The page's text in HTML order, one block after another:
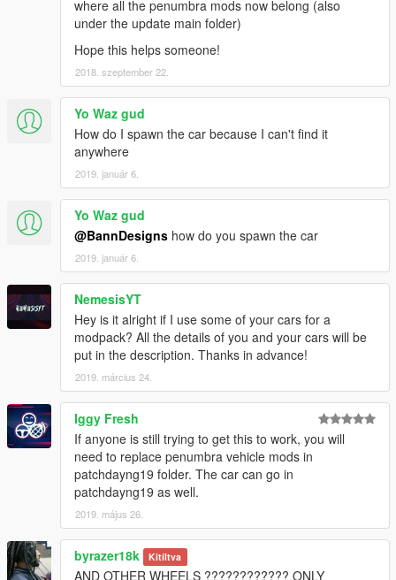
where all the penumbra mods now belong (also
under the update main folder)
Hope this helps someone!
2018. szeptember 22.
Yo Waz gud
How do I spawn the car because I can't find it
anywhere
2019. január 6.
Yo Waz gud
@BannDesigns how do you spawn the car
2019. január 6.
NemesisYT
Hey is it alright if I use some of your cars for a
modpack? All the details of you and your cars will be
put in the description. Thanks in advance!
2019. március 24.
Iggy Fresh
If anyone is still trying to get this to work, you will
need to replace penumbra vehicle mods in
patchdayng19 folder. The car can go in
patchdayng19 as well.
2019. május 26.
byrazer18k Kitíltva
AND OTHER WHEELS ???????????? ONLY